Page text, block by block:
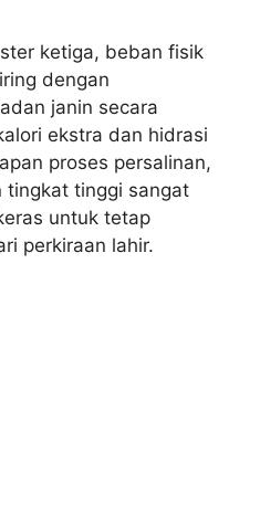
ketiga, beban fisik
dengan
janin secara
ekstra dan hidrasi
proses persalinan,
tingkat tinggi sangat
untuk tetap
perkiraan lahir.